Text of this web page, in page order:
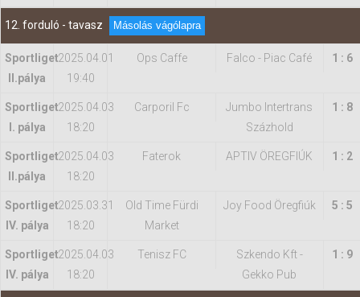
12. forduló - tavasz Másolás vágólapra
Sportliget
II.pálya
2025.04.01
19:40
Ops Caffe Falco - Piac Café 1 : 6
Sportliget
I. pálya
2025.04.03
18:20
Carporil Fc
Jumbo Intertrans
Százhold
1 : 8
Sportliget
II.pálya
2025.04.03
18:20
Faterok APTIV ÖREGFIÚK 1 : 2
Sportliget
IV. pálya
2025.03.31
18:20
Old Time Fürdi
Market
Joy Food Öregfiúk 5 : 5
Sportliget
IV. pálya
2025.04.03
18:20
Tenisz FC
Szkendo Kft -
Gekko Pub
1 : 9